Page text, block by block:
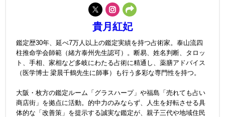
貴月紅妃
鑑定歴30年、延べ7万人以上の鑑定実績を持つ占術家。泰山流四
柱推命学会師範（緒方泰州先生認可）。断易、姓名判断、タロッ
ト、手相、家相など多岐にわたる占術に精通し、薬膳アドバイス
（医学博士 梁晨千鶴先生に師事）も行う多彩な専門性を持つ。
大阪・枚方の鑑定ルーム「グラスハープ」や福島「売れても占い
商店街」を拠点に活動。的中力のみならず、人生を好転させる具
体的な「改善策」を提示する誠実な鑑定が、親子三代や地域住民